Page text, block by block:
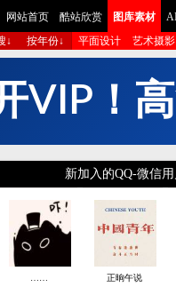
网站首页 酷站欣赏 图库素材
↓ 按年份↓ 平面设计 艺术摄影
V P ！ 高
新加入的QQ-微信用
正晌午说